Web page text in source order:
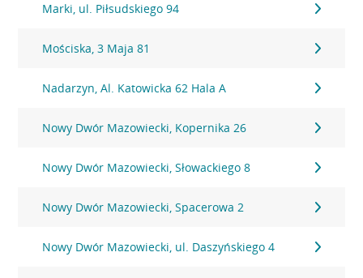
Marki, ul. Piłsudskiego 94
Mościska, 3 Maja 81
Nadarzyn, Al. Katowicka 62 Hala A
Nowy Dwór Mazowiecki, Kopernika 26
Nowy Dwór Mazowiecki, Słowackiego 8
Nowy Dwór Mazowiecki, Spacerowa 2
Nowy Dwór Mazowiecki, ul. Daszyńskiego 4